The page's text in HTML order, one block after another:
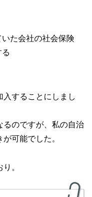
いた会社の社会保険
することにしまし
るのですが、私の自治
可能でした。
。